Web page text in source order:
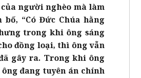
người nghèo mà làm
“Có Đức Chúa hằng
trong khi ông sáng
đồng loại, thì ông vẫn
gây ra. Trong khi ông
đang tuyên án chính